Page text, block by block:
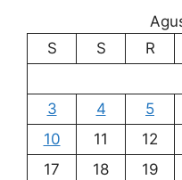
S
S R
3
4 5
10
11 12
17
18 19